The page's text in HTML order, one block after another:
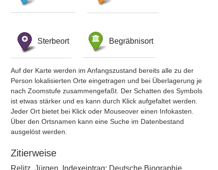
Sterbeort Begräbnisort
Auf der Karte werden im Anfangszustand bereits alle zu der
Person lokalisierten Orte eingetragen und bei Überlagerung je
nach Zoomstufe zusammengefaßt. Der Schatten des Symbols
ist etwas stärker und es kann durch Klick aufgefaltet werden.
Jeder Ort bietet bei Klick oder Mouseover einen Infokasten.
Über den Ortsnamen kann eine Suche im Datenbestand
ausgelöst werden.
Zitierweise
Relitz, Jürgen, Indexeintrag: Deutsche Biographie,